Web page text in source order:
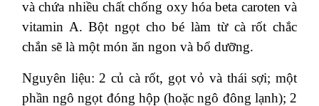
và chứa nhiều chất chống oxy hóa beta caroten và
vitamin A. Bột ngọt cho bé làm từ cà rốt chắc
chắn sẽ là một món ăn ngon và bổ dưỡng.
Nguyên liệu: 2 củ cà rốt, gọt vỏ và thái sợi; một
phần ngô ngọt đóng hộp (hoặc ngô đông lạnh); 2